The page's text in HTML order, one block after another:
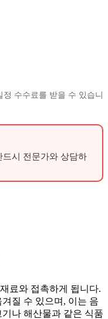
수수료를 받을 수 있습니
시 전문가와 상담하
료와 접촉하게 됩니다.
질 수 있으며, 이는 음
나 해산물과 같은 식품